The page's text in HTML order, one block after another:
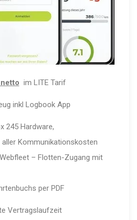
im LITE Tarif
inkl Logbook App
245 Hardware,
aller Kommunikationskosten
– Flotten-Zugang mit
per PDF
Vertragslaufzeit